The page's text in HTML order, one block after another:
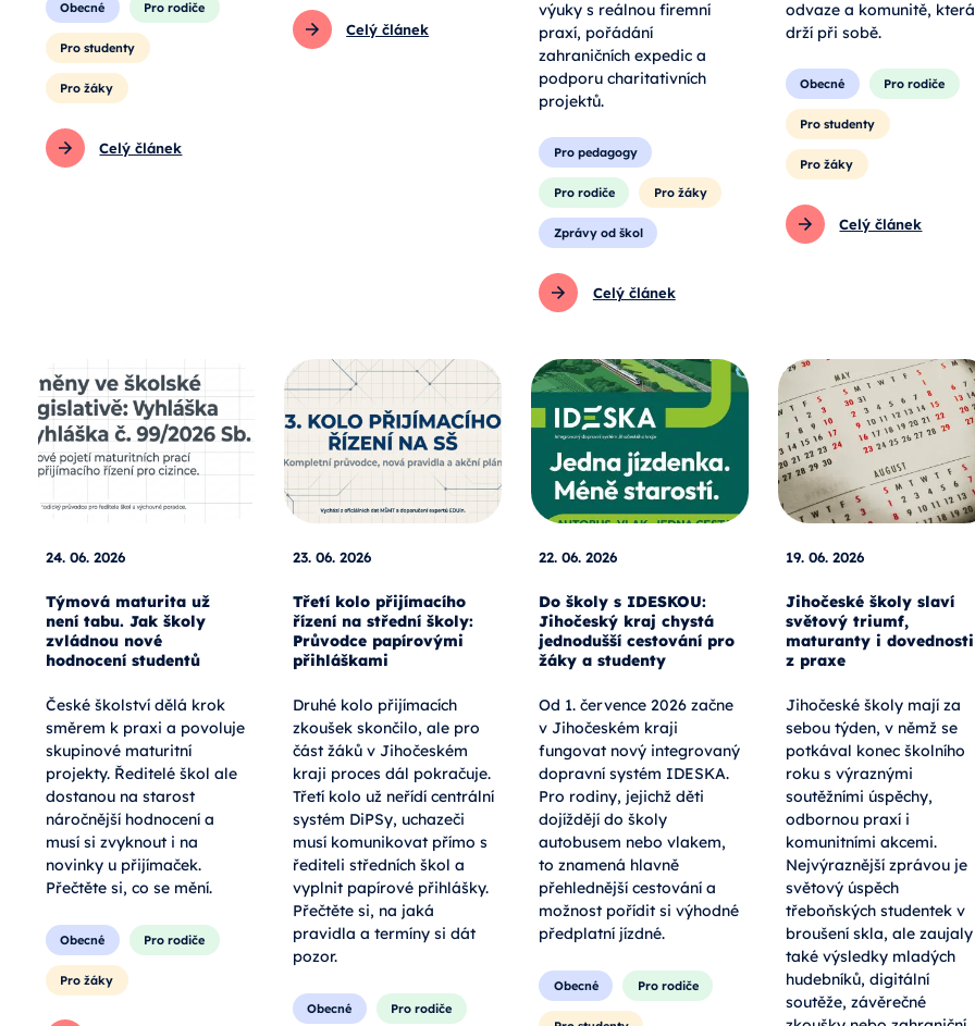
Obecné Pro rodiče
Pro studenty
Pro žáky
Celý článek
Celý článek
výuky s reálnou firemní
praxí, pořádání
zahraničních expedic a
podporu charitativních
projektů.
Pro pedagogy
Pro rodiče Pro žáky
Zprávy od škol
Celý článek
odvaze a komunitě, která
drží při sobě.
Obecné Pro rodiče
Pro studenty
Pro žáky
Celý článek
24. 06. 2026
Týmová maturita už
není tabu. Jak školy
zvládnou nové
hodnocení studentů
České školství dělá krok
směrem k praxi a povoluje
skupinové maturitní
projekty. Ředitelé škol ale
dostanou na starost
náročnější hodnocení a
musí si zvyknout i na
novinky u přijímaček.
Přečtěte si, co se mění.
Obecné Pro rodiče
Pro žáky
23. 06. 2026
Třetí kolo přijímacího
řízení na střední školy:
Průvodce papírovými
přihláškami
Druhé kolo přijímacích
zkoušek skončilo, ale pro
část žáků v Jihočeském
kraji proces dál pokračuje.
Třetí kolo už neřídí centrální
systém DiPSy, uchazeči
musí komunikovat přímo s
řediteli středních škol a
vyplnit papírové přihlášky.
Přečtěte si, na jaká
pravidla a termíny si dát
pozor.
Obecné Pro rodiče
22. 06. 2026
Do školy s IDESKOU:
Jihočeský kraj chystá
jednodušší cestování pro
žáky a studenty
Od 1. července 2026 začne
v Jihočeském kraji
fungovat nový integrovaný
dopravní systém IDESKA.
Pro rodiny, jejichž děti
dojíždějí do školy
autobusem nebo vlakem,
to znamená hlavně
přehlednější cestování a
možnost pořídit si výhodné
předplatní jízdné.
Obecné Pro rodiče
19. 06. 2026
Jihočeské školy slaví
světový triumf,
maturanty i dovednosti
z praxe
Jihočeské školy mají za
sebou týden, v němž se
potkával konec školního
roku s výraznými
soutěžními úspěchy,
odbornou praxí i
komunitními akcemi.
Nejvýraznější zprávou je
světový úspěch
třeboňských studentek v
broušení skla, ale zaujaly
také výsledky mladých
hudebníků, digitální
soutěže, závěrečné